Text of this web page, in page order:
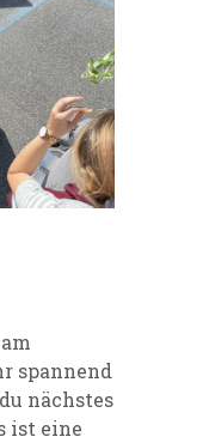
spannend
nächstes
ist eine